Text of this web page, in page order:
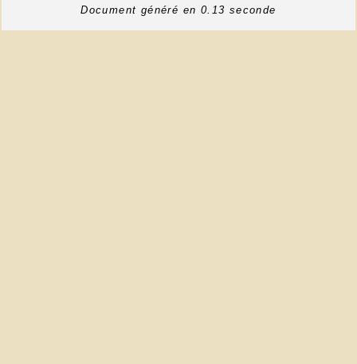
Document généré en 0.13 seconde